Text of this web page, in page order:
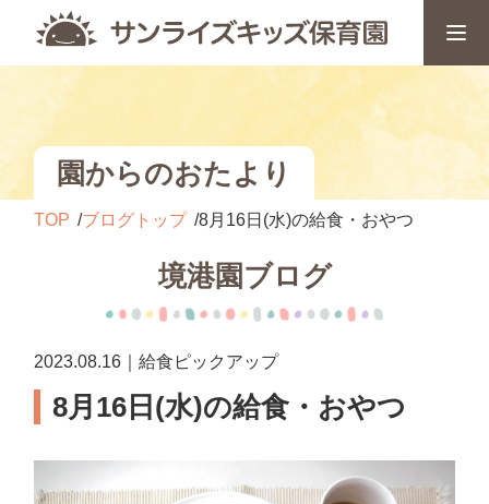
園からのおたより
TOP ブログトップ 8月16日(水)の給食・おやつ
境港園ブログ
2023.08.16｜給食ピックアップ
8月16日(水)の給食・おやつ